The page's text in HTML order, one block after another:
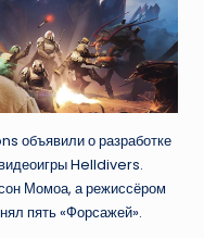
объявили о разработке
Helldivers.
Момоа, а режиссёром
пять «Форсажей».